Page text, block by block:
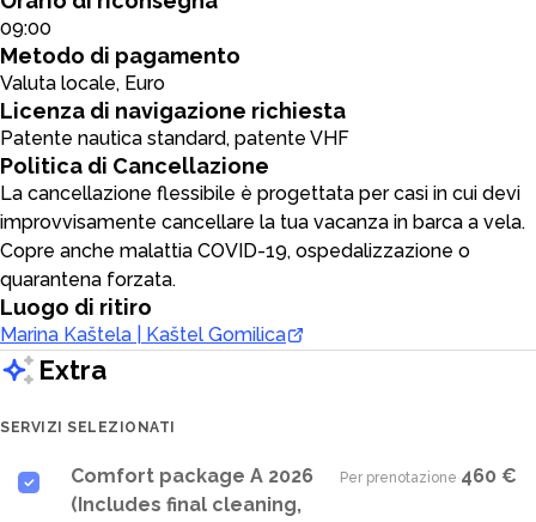
09:00
Metodo di pagamento
Valuta locale, Euro
Licenza di navigazione richiesta
Patente nautica standard, patente VHF
Politica di Cancellazione
La cancellazione flessibile è progettata per casi in cui devi
improvvisamente cancellare la tua vacanza in barca a vela.
Copre anche malattia COVID-19, ospedalizzazione o
quarantena forzata.
Luogo di ritiro
Marina Kaštela | Kaštel Gomilica
Extra
SERVIZI SELEZIONATI
Comfort package A 2026
(Includes final cleaning,
Per prenotazione·460 €